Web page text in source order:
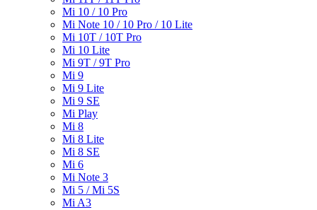
Mi 10 / 10 Pro
Mi Note 10 / 10 Pro / 10 Lite
Mi 10T / 10T Pro
Mi 10 Lite
Mi 9T / 9T Pro
Mi 9
Mi 9 Lite
Mi 9 SE
Mi Play
Mi 8
Mi 8 Lite
Mi 8 SE
Mi 6
Mi Note 3
Mi 5 / Mi 5S
Mi A3